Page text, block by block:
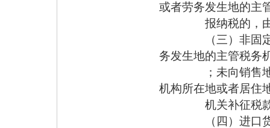
或者劳务发生地的主
报纳税的，由其
（三）非固定业
务发生地的主管税务
；未向销售地或
机构所在地或者居住
机关补征税
（四）进口货物